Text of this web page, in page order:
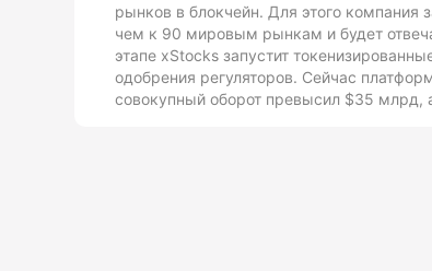
рынков в блокчейн. Для этого компания
чем к 90 мировым рынкам и будет
этапе xStocks запустит
одобрения регуляторов. Сейчас
совокупный оборот превысил $35 млрд,